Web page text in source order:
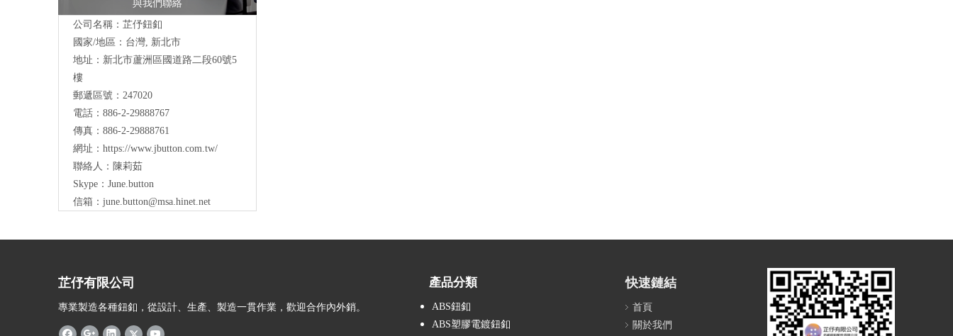
與我們聯絡
公司名稱：芷伃鈕釦
國家/地區：台灣, 新北市
地址： 新北市蘆洲區國道路二段60號5
樓
郵遞區號：247020
電話：886-2-29888767
傳真：886-2-29888761
網址： https://www.jbutton.com.tw/
聯絡人：陳莉茹
Skype：June.button
信箱： june.button@msa.hinet.net
芷伃有限公司
專業製造各種鈕釦，從設計、生產、製造一貫作業，歡迎合作內外銷。
產品分類
ABS鈕釦
ABS塑膠電鍍鈕釦
快速鏈結
首頁
關於我們